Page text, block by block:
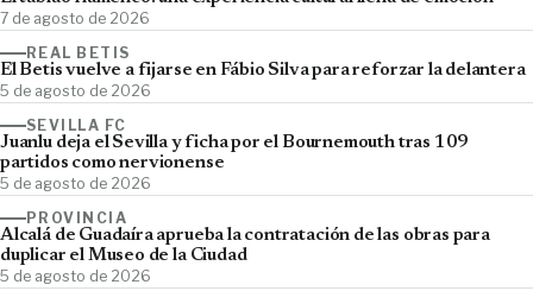
7 de agosto de 2026
REAL BETIS
El Betis vuelve a fijarse en Fábio Silva para reforzar la delantera
5 de agosto de 2026
SEVILLA FC
Juanlu deja el Sevilla y ficha por el Bournemouth tras 109
partidos como nervionense
5 de agosto de 2026
PROVINCIA
Alcalá de Guadaíra aprueba la contratación de las obras para
duplicar el Museo de la Ciudad
5 de agosto de 2026